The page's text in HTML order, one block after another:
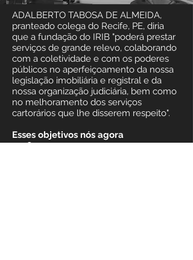
ADALBERTO TABOSA DE ALMEIDA,
pranteado colega do Recife, PE, diria
que a fundação do IRIB "poderá prestar
serviços de grande relevo, colaborando
com a coletividade e com os poderes
públicos no aperfeiçoamento da nossa
legislação imobiliária e registral e da
nossa organização judiciária, bem como
no melhoramento dos serviços
cartorários que lhe disserem respeito".
Esses objetivos nós agora
reafirmamos.